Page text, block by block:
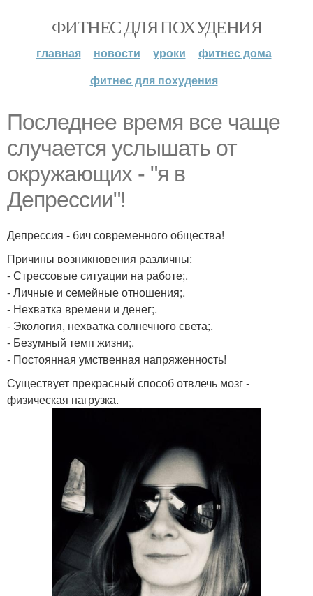
ФИТНЕС ДЛЯ ПОХУДЕНИЯ
главная новости уроки
фитнес дома
фитнес для похудения
Последнее время все чаще
случается услышать от
окружающих - "я в
Депрессии"!
Депрессия - бич современного общества!
Причины возникновения различны:
- Стрессовые ситуации на работе;.
- Личные и семейные отношения;.
- Нехватка времени и денег;.
- Экология, нехватка солнечного света;.
- Безумный темп жизни;.
- Постоянная умственная напряженность!
Существует прекрасный способ отвлечь мозг -
физическая нагрузка.